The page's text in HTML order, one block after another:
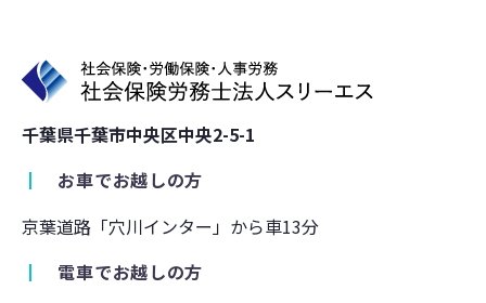
千葉県千葉市中央区中央2-5-1
┃
お車でお越しの方
京葉道路「穴川インター」から車13分
┃
電車でお越しの方